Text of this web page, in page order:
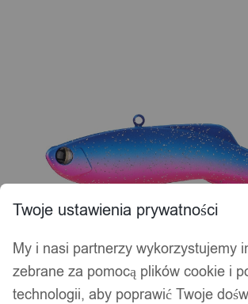
Twoje ustawienia prywatności
My i nasi partnerzy wykorzystujemy
zebrane za pomocą plików cookie i
technologii, aby poprawić Twoje